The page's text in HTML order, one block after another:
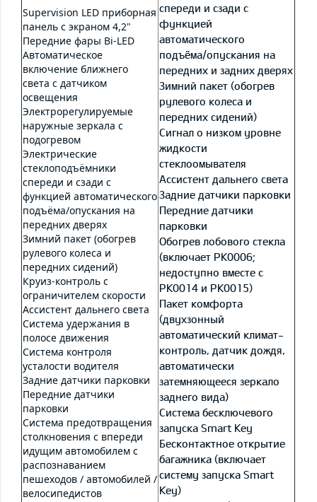
Supervision LED приборная
панель с экраном 4,2"
Передние фары Bi-LED
Автоматическое
включение ближнего
света с датчиком
освещения
Электрорегулируемые
наружные зеркала с
подогревом
Электрические
стеклоподъёмники
спереди и сзади с
функцией автоматического
подъёма/опускания на
передних дверях
Зимний пакет (обогрев
рулевого колеса и
передних сидений)
Круиз-контроль с
ограничителем скорости
Ассистент дальнего света
Система удержания в
полосе движения
Система контроля
усталости водителя
Задние датчики парковки
Передние датчики
парковки
Система предотвращения
столкновения с впереди
идущим автомобилем с
распознаванием
пешеходов / автомобилей /
велосипедистов
спереди и сзади с
функцией
автоматического
подъёма/опускания на
передних и задних дверях
Зимний пакет (обогрев
рулевого колеса и
передних сидений)
Сигнал о низком уровне
жидкости
стеклоомывателя
Ассистент дальнего света
Задние датчики парковки
Передние датчики
парковки
Обогрев лобового стекла
(включает PK0006;
недоступно вместе с
PK0014 и PK0015)
Пакет комфорта
(двухзонный
автоматический климат-
контроль, датчик дождя,
автоматически
затемняющееся зеркало
заднего вида)
Система бесключевого
запуска Smart Key
Бесконтактное открытие
багажника (включает
систему запуска Smart
Key)